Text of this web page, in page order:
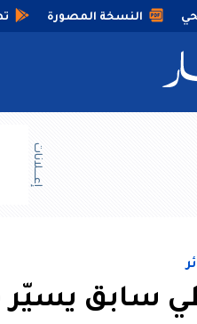
النسخة المصورة
إعــــلانات
سابق يسيّر